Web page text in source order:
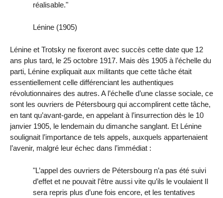
réalisable."
Lénine (1905)
Lénine et Trotsky ne fixeront avec succès cette date que 12
ans plus tard, le 25 octobre 1917. Mais dès 1905 à l’échelle du
parti, Lénine expliquait aux militants que cette tâche était
essentiellement celle différenciant les authentiques
révolutionnaires des autres. A l’échelle d’une classe sociale, ce
sont les ouvriers de Pétersbourg qui accomplirent cette tâche,
en tant qu’avant-garde, en appelant à l’insurrection dès le 10
janvier 1905, le lendemain du dimanche sanglant. Et Lénine
soulignait l’importance de tels appels, auxquels appartenaient
l’avenir, malgré leur échec dans l’immédiat :
"L’appel des ouvriers de Pétersbourg n’a pas été suivi
d’effet et ne pouvait l’être aussi vite qu’ils le voulaient Il
sera repris plus d’une fois encore, et les tentatives